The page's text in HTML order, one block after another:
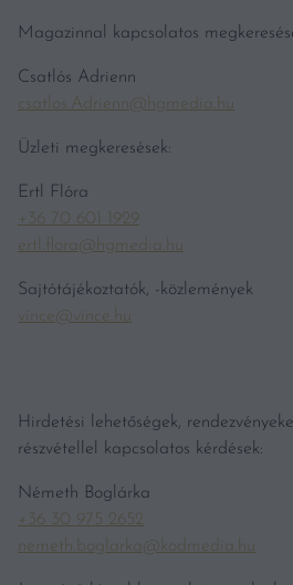
Magazinnal kapcsolatos
Csatlós Adrienn
csatlos.Adrienn@hgmedia.hu
Üzleti megkeresések:
Ertl Flóra
+36 70 601 1929
ertl.flora@hgmedia.hu
Sajtótájékoztatók, -közlemények
vince@vince.hu
Hirdetési lehetőségek,
részvétellel kapcsolatos kérdések:
Németh Boglárka
+36 30 975 2652
nemeth.boglarka@kodmedia.hu